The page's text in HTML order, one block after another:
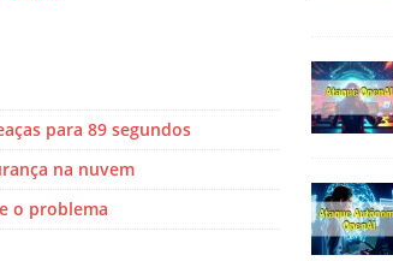
para 89 segundos
na nuvem
o problema